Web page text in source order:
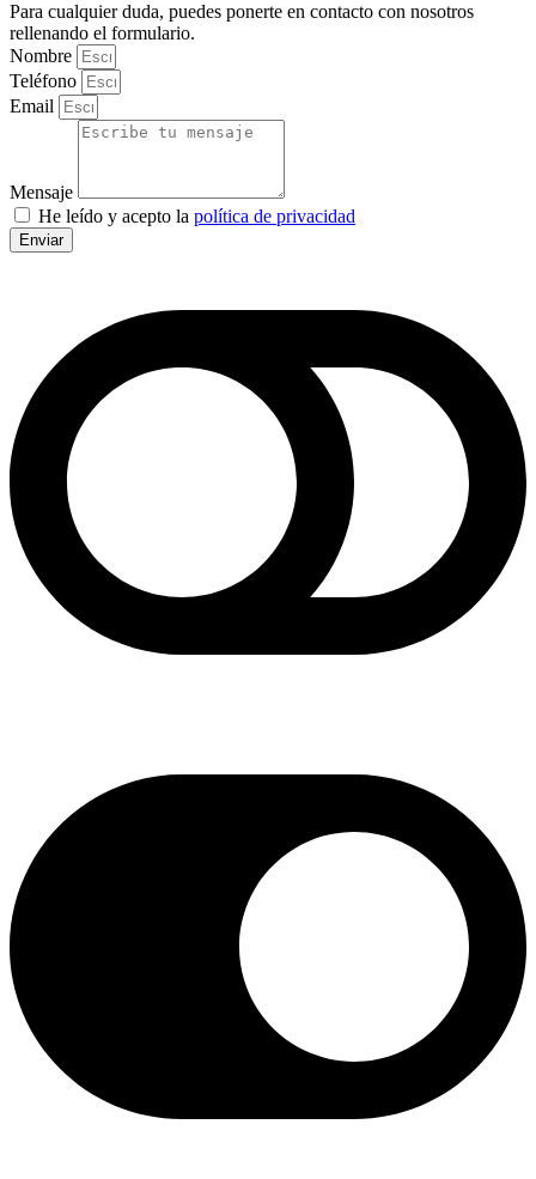
Para cualquier duda, puedes ponerte en contacto con nosotros
rellenando el formulario.
Nombre
Teléfono
Email
Mensaje
He leído y acepto la política de privacidad
Enviar